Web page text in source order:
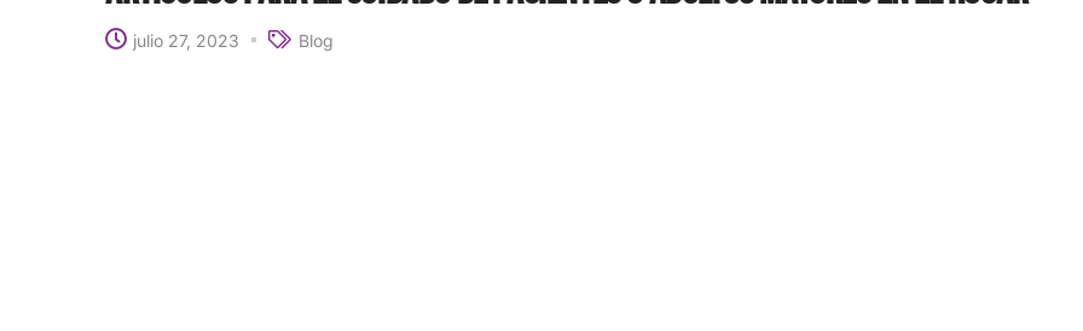
julio 27, 2023 Blog